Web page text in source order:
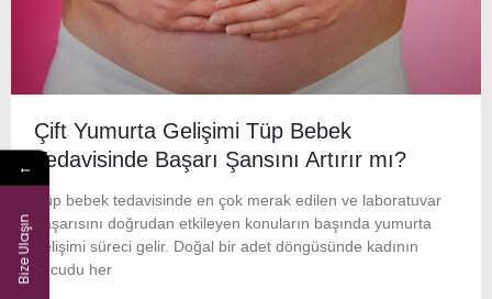
Çift Yumurta Gelişimi Tüp Bebek
Tedavisinde Başarı Şansını Artırır mı?
Tüp bebek tedavisinde en çok merak edilen ve laboratuvar
başarısını doğrudan etkileyen konuların başında yumurta
gelişimi süreci gelir. Doğal bir adet döngüsünde kadının
vücudu her
←
Bize Ulaşın